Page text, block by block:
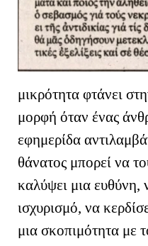
μικρότητα φτάνει
μορφή όταν ένας
εφημερίδα
θάνατος μπορεί να
καλύψει μια ευθύνη,
ισχυρισμό, να
μια σκοπιμότητα με